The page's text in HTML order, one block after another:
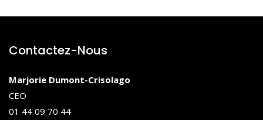
Contactez-Nous
Marjorie Dumont-Crisolago
CEO
01 44 09 70 44